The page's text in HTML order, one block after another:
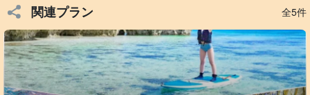
SUPは近年人気急上昇中！
宮古島の美しい海でSUP体験しよう
関連プラン 全5件